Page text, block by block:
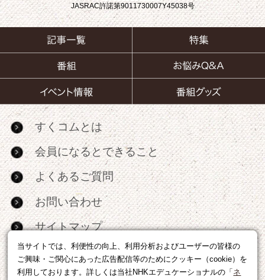
当サイトでは、利便性の向上、利用分析およびユーザーの皆様の
ご興味・ご関心にあった広告配信等のためにクッキー（cookie）を
利用しております。詳しくは当社NHKエデュケーショナルの「 ネ
JASRAC許諾第9011730007Y45038号
すくコムとは
会員になるとできること
よくあるご質問
お問い合わせ
サイトマップ
RSS
広告出稿・パートナーシップについて